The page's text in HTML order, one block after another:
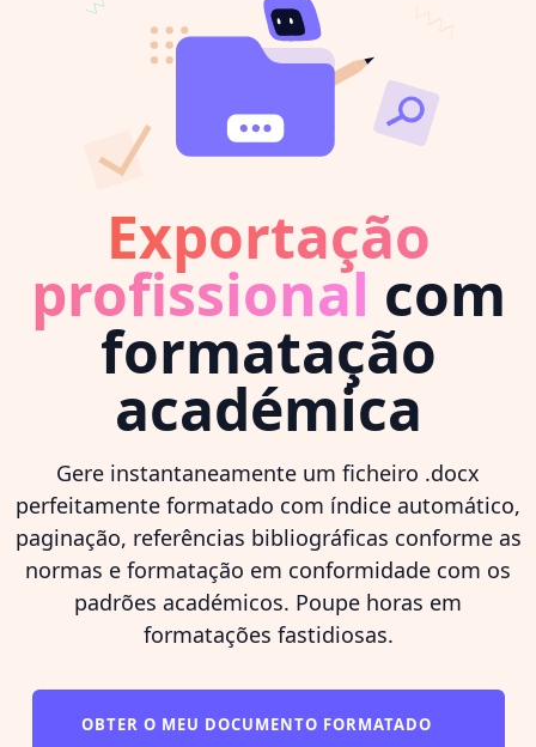
Exportação
profissional com
formatação
académica
Gere instantaneamente um ficheiro .docx
perfeitamente formatado com índice automático,
paginação, referências bibliográficas conforme as
normas e formatação em conformidade com os
padrões académicos. Poupe horas em
formatações fastidiosas.
OBTER O MEU DOCUMENTO FORMATADO